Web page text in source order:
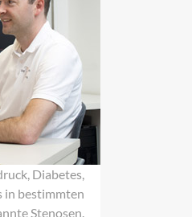
Diabetes,
in bestimmten
Stenosen.